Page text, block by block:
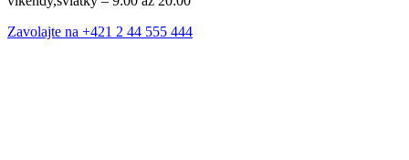
Zavolajte na +421 2 44 555 444